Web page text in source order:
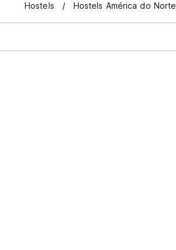
Hostels Hostels América do Norte